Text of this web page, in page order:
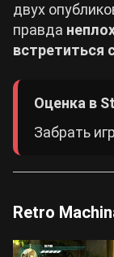
двух
правда
встретиться
Оценка в
Забрать
Retro